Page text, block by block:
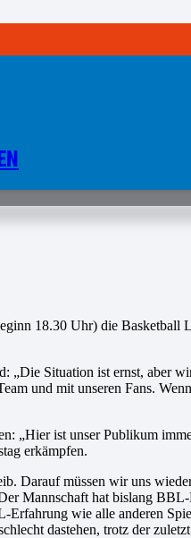
18.30 Uhr) die Basketball
Situation ist ernst, aber
und mit unseren Fans.
„Hier ist unser Publikum
erkämpfen.
Darauf müssen wir uns
Mannschaft hat bislang
wie alle anderen
dastehen, trotz der